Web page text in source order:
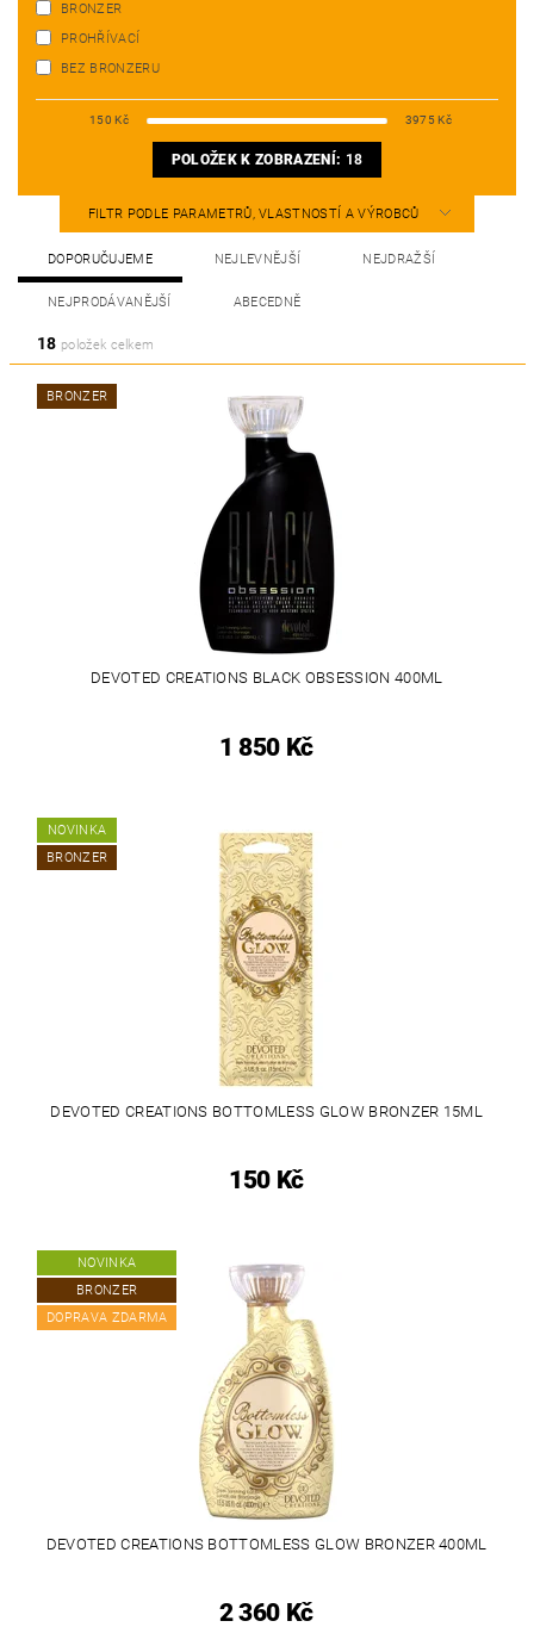
BRONZER
PROHŘÍVACÍ
BEZ BRONZERU
150 Kč 3975 Kč
POLOŽEK K ZOBRAZENÍ: 18
FILTR PODLE PARAMETRŮ, VLASTNOSTÍ A VÝROBCŮ
DOPORUČUJEME NEJLEVNĚJŠÍ NEJDRAŽŠÍ
NEJPRODÁVANĚJŠÍ ABECEDNĚ
18 položek celkem
BRONZER
DEVOTED CREATIONS BLACK OBSESSION 400ML
1 850 Kč
NOVINKA
BRONZER
DEVOTED CREATIONS BOTTOMLESS GLOW BRONZER 15ML
150 Kč
NOVINKA
BRONZER
DOPRAVA ZDARMA
DEVOTED CREATIONS BOTTOMLESS GLOW BRONZER 400ML
2 360 Kč